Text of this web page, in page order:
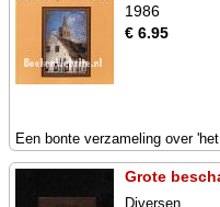
1986
€ 6.95
Een bonte verzameling over
Grote
Diversen